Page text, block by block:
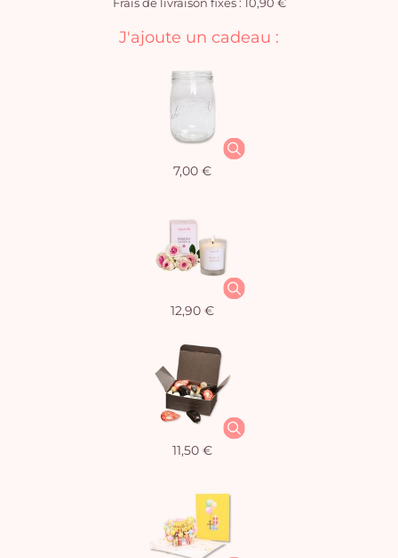
Frais de livraison fixes : 10,90 €
J'ajoute un cadeau :
7,00 €
12,90 €
11,50 €